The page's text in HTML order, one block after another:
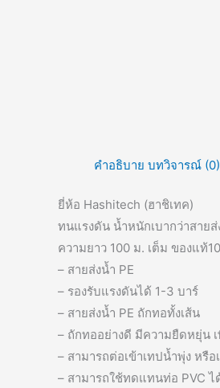
คำอธิบาย บทวิจารณ์ (0)
ยี่ห้อ Hashitech (ฮาชิเทค)
ทนแรงดัน น้ำหนักเบากว่าสายส่
ความยาว 100 ม. เต็ม ของแท้
– สายส่งน้ำ PE
– รองรับแรงดันได้ 1-3 บาร์
– สายส่งน้ำ PE ถักทอทั้งเส้น
– ถักทออย่างดี มีความยืดหยุ่น
– สามารถต่อเข้าเทปน้ำพุ่ง หรื
– สามารถใช้ทดแทนท่อ PVC ไ